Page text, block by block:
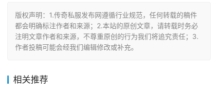
版权声明：1.传奇私服发布网遵循行业规范，任何转载的稿件
都会明确标注作者和来源；2.本站的原创文章，请转载时务必
注明文章作者和来源，不尊重原创的行为我们将追究责任；3.
作者投稿可能会经我们编辑修改或补充。
相关推荐